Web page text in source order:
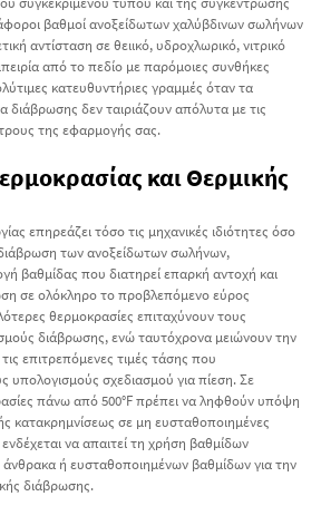
βαθμοί ανοξείδωτων χαλύβδινων σωλήνων
αντίσταση σε θειικό, υδροχλωρικό, νιτρικό
από το πεδίο με παρόμοιες συνθήκες
κατευθυντήριες γραμμές όταν τα
διάβρωσης δεν ταιριάζουν απόλυτα με τις
της εφαρμογής σας.
και Θερμικής
επηρεάζει τόσο τις μηχανικές ιδιότητες όσο
των ανοξείδωτων σωλήνων,
βαθμίδας που διατηρεί επαρκή αντοχή και
σε ολόκληρο το προβλεπόμενο εύρος
θερμοκρασίες επιταχύνουν τους
διάβρωσης, ενώ ταυτόχρονα μειώνουν την
επιτρεπόμενες τιμές τάσης που
υπολογισμούς σχεδιασμού για πίεση. Σε
πάνω από 500°F πρέπει να ληφθούν υπόψη
κατακρημνίσεως σε μη ευσταθοποιημένες
να απαιτεί τη χρήση βαθμίδων
ή ευσταθοποιημένων βαθμίδων για την
διάβρωσης.